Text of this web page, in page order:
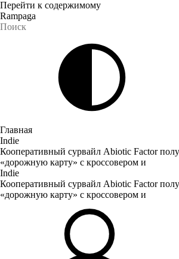
Перейти к содержимому
Rampaga
Главная
Indie
Кооперативный сурвайл Abiotic Factor
«дорожную карту» с кроссовером и
Indie
Кооперативный сурвайл Abiotic Factor
«дорожную карту» с кроссовером и